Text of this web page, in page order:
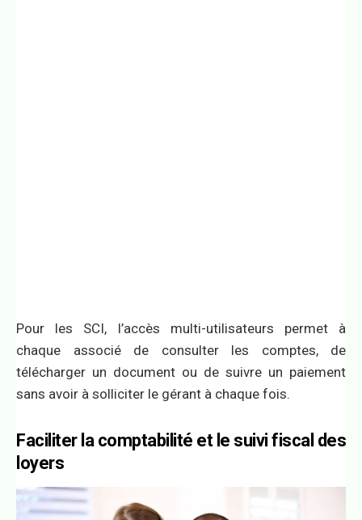
Pour les SCI, l’accès multi-utilisateurs permet à
chaque associé de consulter les comptes, de
télécharger un document ou de suivre un paiement
sans avoir à solliciter le gérant à chaque fois.
Faciliter la comptabilité et le suivi fiscal des
loyers